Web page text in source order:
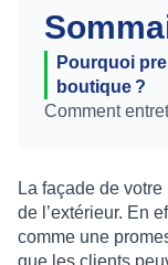
Pourquoi
boutique ?
Comment
La façade de
de l’extérieur. En
comme une
que les clients